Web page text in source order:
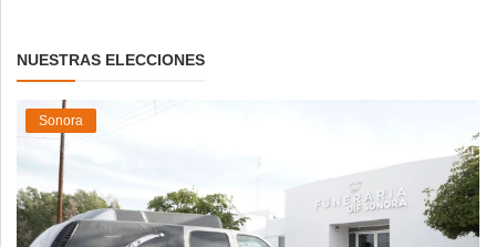
NUESTRAS ELECCIONES
Sonora